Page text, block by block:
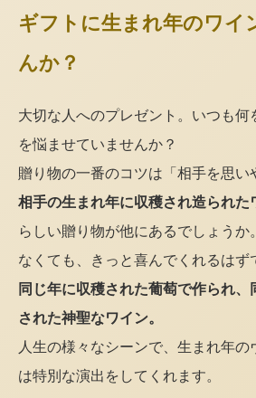
ギフトに生まれ年のワイ
んか？
大切な人へのプレゼント。いつも何
を悩ませていませんか？
贈り物の一番のコツは「相手を思い
相手の生まれ年に収穫され造られた
らしい贈り物が他にあるでしょうか
なくても、きっと喜んでくれるはず
同じ年に収穫された葡萄で作られ
された神聖なワイン。
人生の様々なシーンで、生まれ年の
は特別な演出をしてくれます。